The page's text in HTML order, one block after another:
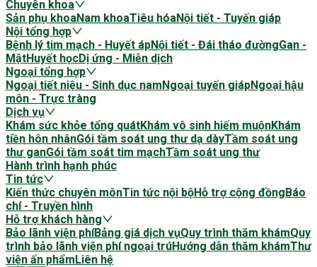
Chuyên khoa
Sản phụ khoaNam khoaTiêu hóaNội tiết - Tuyến giáp
Nội tổng hợp
Bệnh lý tim mạch - Huyết ápNội tiết - Đái tháo đườngGan -
MậtHuyết họcDị ứng - Miễn dịch
Ngoại tổng hợp
Ngoại tiết niệu - Sinh dục namNgoại tuyến giápNgoại hậu
môn - Trực tràng
Dịch vụ
Khám sức khỏe tổng quátKhám vô sinh hiếm muộnKhám
tiền hôn nhânGói tầm soát ung thư dạ dàyTầm soát ung
thư ganGói tầm soát tim mạchTầm soát ung thư
Hành trình hạnh phúc
Tin tức
Kiến thức chuyên mônTin tức nội bộHỗ trợ cộng đồngBáo
chí - Truyền hình
Hỗ trợ khách hàng
Bảo lãnh viện phíBảng giá dịch vụQuy trình thăm khámQuy
trình bảo lãnh viện phí ngoại trúHướng dẫn thăm khámThư
viện ấn phẩmLiên hệ